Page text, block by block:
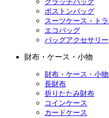
クラッチバッグ
ボストンバッグ
スーツケース・ト
エコバッグ
バッグアクセサリー
財布・ケース・小物
財布・ケース・小
長財布
折りたたみ財布
コインケース
カードケース